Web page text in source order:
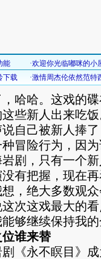
哈哈。这戏的
些新人出来吃饭
己被新人捧了
冒险行为，因
剧，只有一个
有把握，现在
，绝大多数观
次这戏最大的
够继续保持我
谁来替
永不瞑目》成